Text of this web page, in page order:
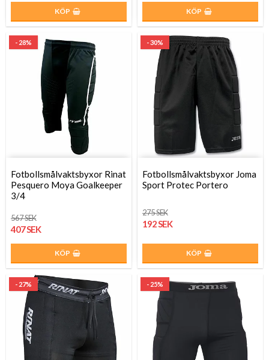
KÖP KÖP
- 28%
Fotbollsmålvaktsbyxor Rinat
Pesquero Moya Goalkeeper
3/4
567 SEK
407 SEK
KÖP
- 30%
Fotbollsmålvaktsbyxor Joma
Sport Protec Portero
275 SEK
192 SEK
KÖP
- 27% - 25%